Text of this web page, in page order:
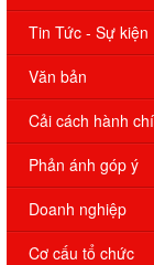
Tin Tức - Sự kiện
Văn bản
Cải cách hành
Phản ánh góp ý
Doanh nghiệp
Cơ cấu tổ chức